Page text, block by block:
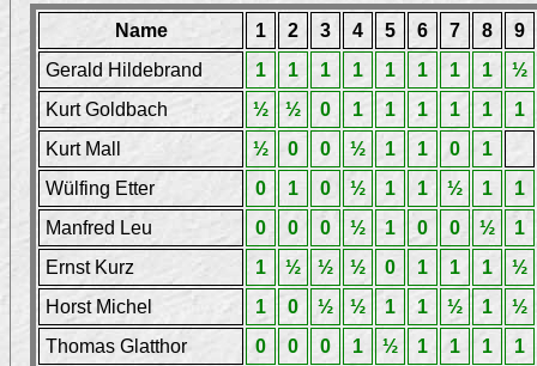
Name 1 2 3 4 5 6 7 8
9
Gerald Hildebrand
1 1 1 1 1 1 1 1
½
Kurt Goldbach
½ ½ 0 1 1 1 1 1
1
Kurt Mall
½ 0 0 ½ 1 1 0
1
Wülfing Etter
0 1 0 ½ 1 1 ½ 1
1
Manfred Leu
0 0 0 ½ 1 0 0 ½
1
Ernst Kurz
1 ½ ½ ½ 0 1 1 1
½
Horst Michel
1 0 ½ ½ 1 1 ½ 1
½
Thomas Glatthor
0 0 0 1 ½ 1 1 1
1